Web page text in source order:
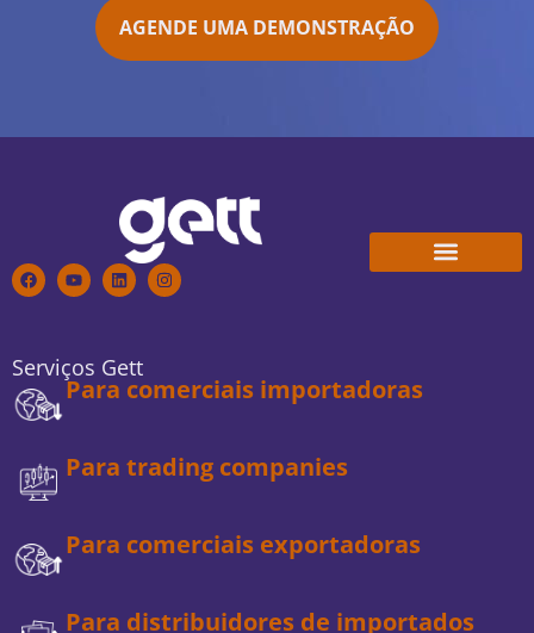
AGENDE UMA DEMONSTRAÇÃO
Serviços Gett
Para comerciais importadoras
Para trading companies
Para comerciais exportadoras
Para distribuidores de importados